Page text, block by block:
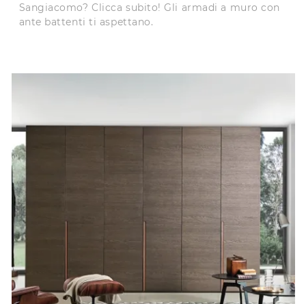
Sangiacomo? Clicca subito! Gli armadi a muro con
ante battenti ti aspettano.